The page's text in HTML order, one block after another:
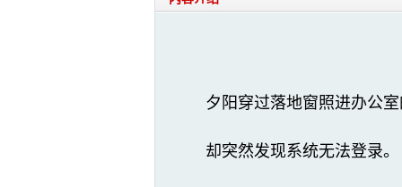
夕阳穿过落地窗照进办公
却突然发现系统无法登录。